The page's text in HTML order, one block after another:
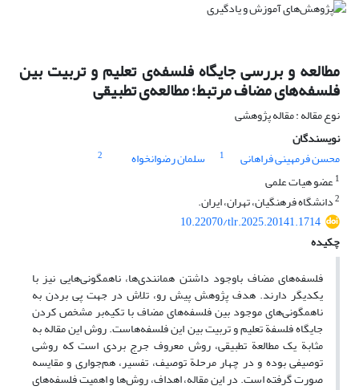
مطالعه و بررسی جایگاه فلسفه‌ی تعلیم و تربیت بین
فلسفه‌های مضاف مرتبط؛ مطالعه‌ی تطبیقی
نوع مقاله : مقاله پژوهشی
نویسندگان
محسن فرمهینی فراهانی
1 سلمان رضوانخواه
2
1عضو هیات علمی
2دانشگاه فرهنگیان، تهران، ایران.
10.22070/tlr.2025.20141.1714
چکیده
فلسفه‌های مضاف باوجود داشتن همانندی‌ها، ناهمگونی‌هایی نیز با
یکدیگر دارند. هدف پژوهش پیش رو، تلاش در جهت پی بردن به
ناهمگونی‌های موجود بین فلسفه‌های مضاف با تکیه‌بر مشخص کردن
جایگاه فلسفة تعلیم و تربیت بین این فلسفه‌هاست. روش این مقاله به
مثابة یک مطالعة تطبیقی، روش معروف جرج بردی است که روشی
توصیفی بوده و در چهار مرحلة توصیف، تفسیر، هم‌جواری و مقایسه
صورت گرفته است. در این مقاله، اهداف، روش‌ها و اهمیت فلسفه‌های